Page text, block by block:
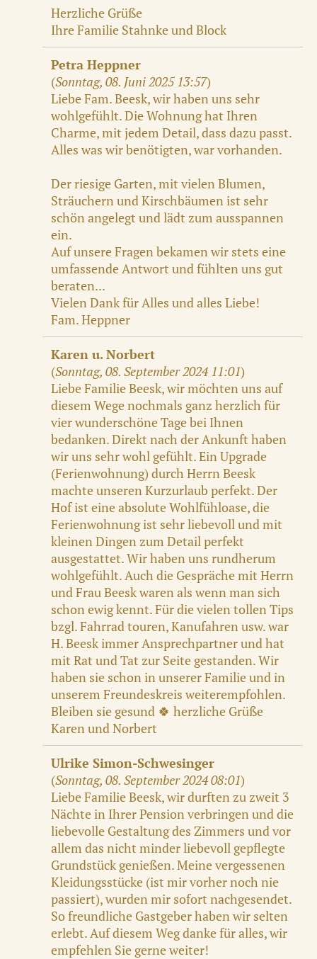
Herzliche Grüße
Ihre Familie Stahnke und Block
Petra Heppner
(Sonntag, 08. Juni 2025 13:57)
Liebe Fam. Beesk, wir haben uns sehr
wohlgefühlt. Die Wohnung hat Ihren
Charme, mit jedem Detail, dass dazu passt.
Alles was wir benötigten, war vorhanden.
Der riesige Garten, mit vielen Blumen,
Sträuchern und Kirschbäumen ist sehr
schön angelegt und lädt zum ausspannen
ein.
Auf unsere Fragen bekamen wir stets eine
umfassende Antwort und fühlten uns gut
beraten...
Vielen Dank für Alles und alles Liebe!
Fam. Heppner
Karen u. Norbert
(Sonntag, 08. September 2024 11:01)
Liebe Familie Beesk, wir möchten uns auf
diesem Wege nochmals ganz herzlich für
vier wunderschöne Tage bei Ihnen
bedanken. Direkt nach der Ankunft haben
wir uns sehr wohl gefühlt. Ein Upgrade
(Ferienwohnung) durch Herrn Beesk
machte unseren Kurzurlaub perfekt. Der
Hof ist eine absolute Wohlfühloase, die
Ferienwohnung ist sehr liebevoll und mit
kleinen Dingen zum Detail perfekt
ausgestattet. Wir haben uns rundherum
wohlgefühlt. Auch die Gespräche mit Herrn
und Frau Beesk waren als wenn man sich
schon ewig kennt. Für die vielen tollen Tips
bzgl. Fahrrad touren, Kanufahren usw. war
H. Beesk immer Ansprechpartner und hat
mit Rat und Tat zur Seite gestanden. Wir
haben sie schon in unserer Familie und in
unserem Freundeskreis weiterempfohlen.
Bleiben sie gesund 🍀 herzliche Grüße
Karen und Norbert
Ulrike Simon-Schwesinger
(Sonntag, 08. September 2024 08:01)
Liebe Familie Beesk, wir durften zu zweit 3
Nächte in Ihrer Pension verbringen und die
liebevolle Gestaltung des Zimmers und vor
allem das nicht minder liebevoll gepflegte
Grundstück genießen. Meine vergessenen
Kleidungsstücke (ist mir vorher noch nie
passiert), wurden mir sofort nachgesendet.
So freundliche Gastgeber haben wir selten
erlebt. Auf diesem Weg danke für alles, wir
empfehlen Sie gerne weiter!